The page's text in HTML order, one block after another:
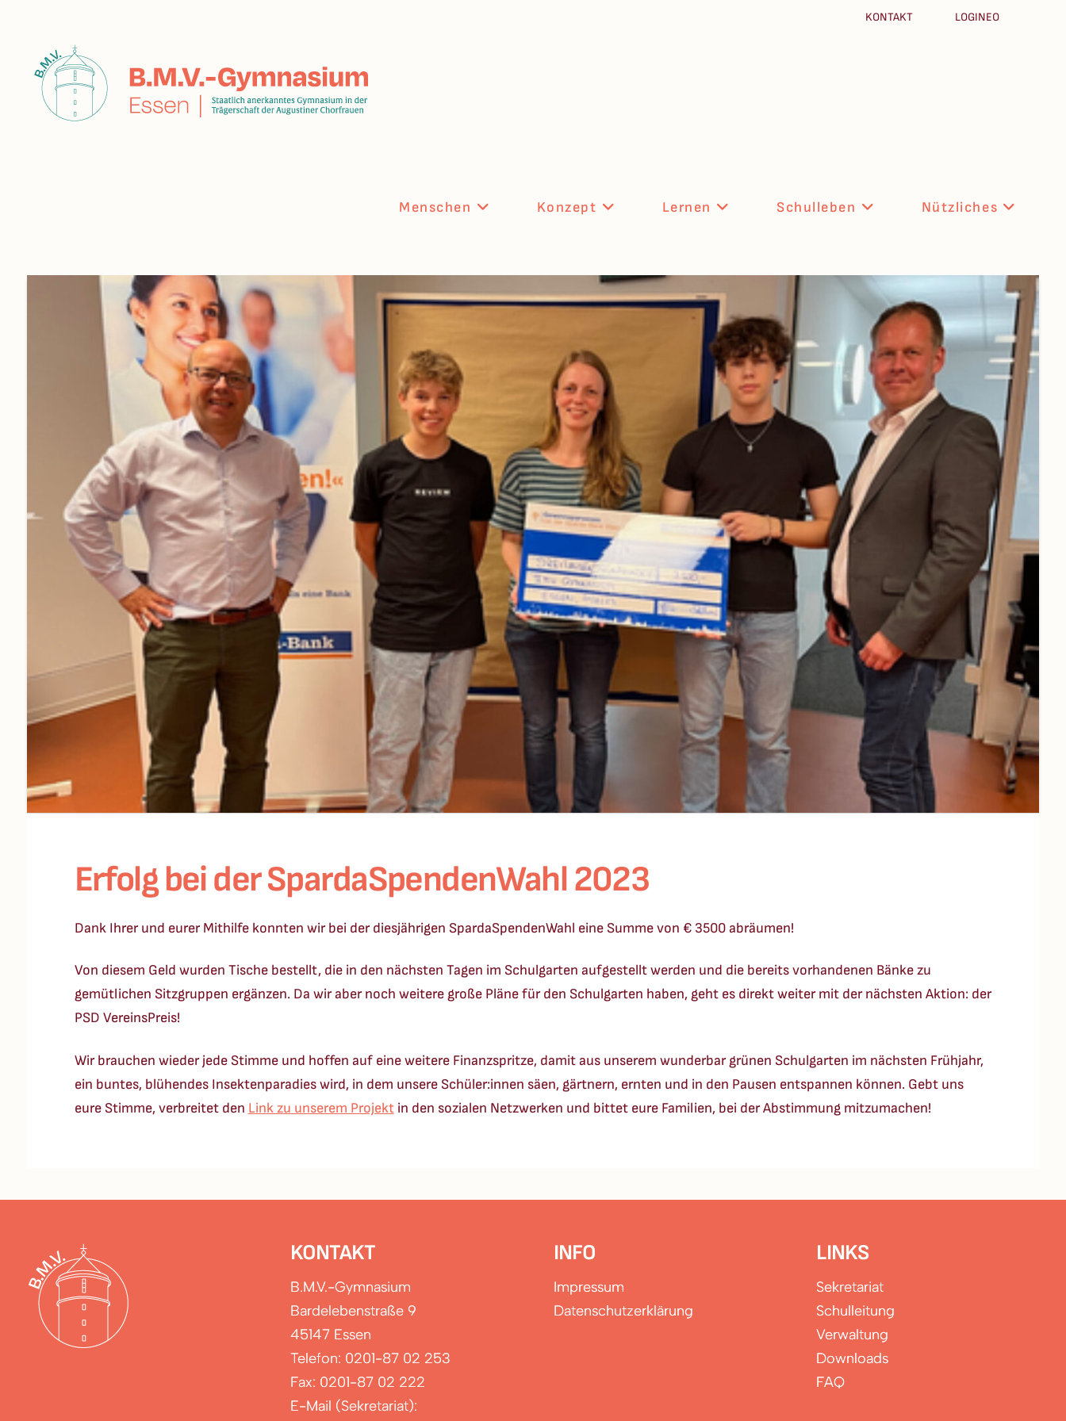
KONTAKT LOGINEO
Menschen Konzept Lernen Schulleben Nützliches
Erfolg bei der SpardaSpendenWahl 2023
Dank Ihrer und eurer Mithilfe konnten wir bei der diesjährigen SpardaSpendenWahl eine Summe von € 3500 abräumen!
Von diesem Geld wurden Tische bestellt, die in den nächsten Tagen im Schulgarten aufgestellt werden und die bereits vorhandenen Bänke zu
gemütlichen Sitzgruppen ergänzen. Da wir aber noch weitere große Pläne für den Schulgarten haben, geht es direkt weiter mit der nächsten Aktion: der
PSD VereinsPreis!
Wir brauchen wieder jede Stimme und hoffen auf eine weitere Finanzspritze, damit aus unserem wunderbar grünen Schulgarten im nächsten Frühjahr,
ein buntes, blühendes Insektenparadies wird, in dem unsere Schüler:innen säen, gärtnern, ernten und in den Pausen entspannen können. Gebt uns
eure Stimme, verbreitet den Link zu unserem Projektin den sozialen Netzwerken und bittet eure Familien, bei der Abstimmung mitzumachen!
KONTAKT
B.M.V.-Gymnasium
Bardelebenstraße 9
45147 Essen
Telefon: 0201-87 02 253
Fax: 0201-87 02 222
E-Mail (Sekretariat):
INFO
Impressum
Datenschutzerklärung
LINKS
Sekretariat
Schulleitung
Verwaltung
Downloads
FAQ